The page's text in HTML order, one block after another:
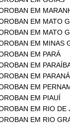
EM
EM MATO
EM MATO
EM MINAS
EM PARÁ
EM
EM PARANÁ
EM
EM PIAUÍ
EM RIO DE
EM RIO